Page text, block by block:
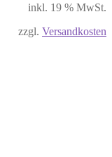
inkl. 19 % MwSt.
zzgl. Versandkosten